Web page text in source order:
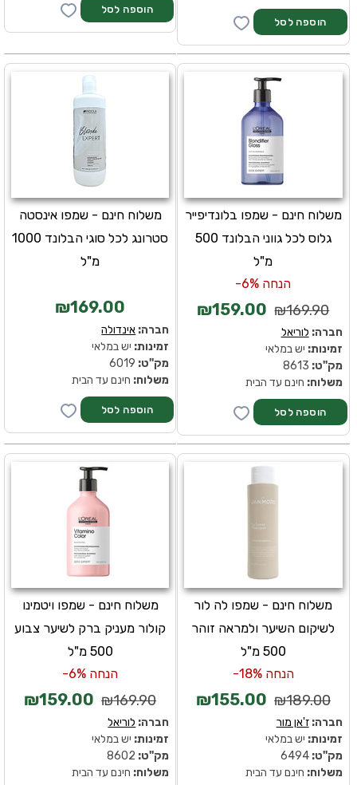
משלוח חינם - שמפו אינסטה
סטרונג לכל סוגי הבלונד 1000
מ"ל
₪169.00
חברה: אינדולה
זמינות: יש במלאי
מק''ט:
משלוח: חינם עד הבית
משלוח חינם - שמפו בלונדיפייר
גלוס לכל גווני הבלונד 500
מ"ל
הנחה 6%-
₪169.90
₪159.00
חברה: לוריאל
זמינות: יש במלאי
מק''ט:
משלוח: חינם עד הבית
משלוח חינם - שמפו ויטמינו
קולור מעניק ברק לשיער צבוע
500 מ"ל
הנחה 6%-
₪169.90
₪159.00
חברה: לוריאל
זמינות: יש במלאי
מק''ט:
משלוח: חינם עד הבית
משלוח חינם - שמפו לה לור
לשיקום השיער ולמראה זוהר
500 מ"ל
הנחה 18%-
₪189.00
₪155.00
חברה:ז'אן מור
זמינות: יש במלאי
מק''ט: 6494
משלוח: חינם עד הבית